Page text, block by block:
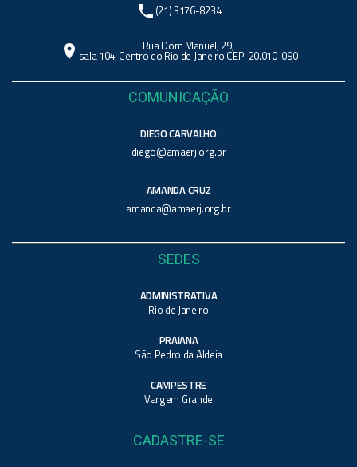
phone (21) 3176-8234
location_on Rua Dom Manuel, 29,
sala 104, Centro do Rio de Janeiro CEP: 20.010-090
COMUNICAÇÃO
DIEGO CARVALHO
diego@amaerj.org.br
AMANDA CRUZ
amanda@amaerj.org.br
SEDES
ADMINISTRATIVA
Rio de Janeiro
PRAIANA
São Pedro da Aldeia
CAMPESTRE
Vargem Grande
CADASTRE-SE